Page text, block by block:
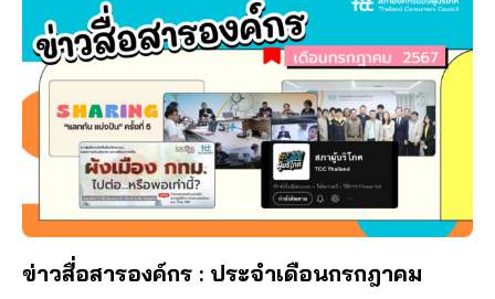
ข่าวสื่อสารองค์กร : ประจำเดือนกรกฎาคม